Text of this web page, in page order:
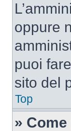
oppure
puoi
sito del
Top
»